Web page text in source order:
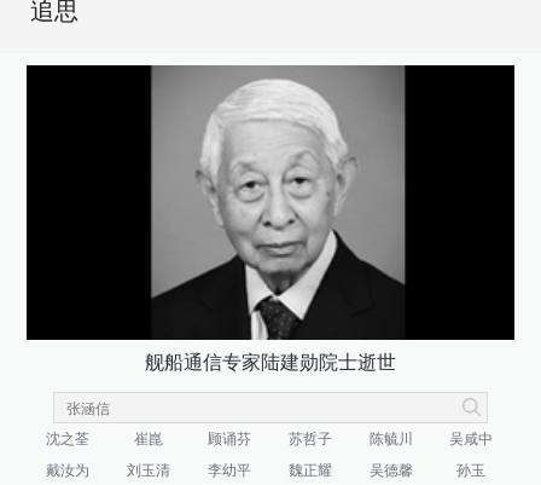
追思
舰船通信专家陆建勋院士逝世
沈之荃 崔崑 顾诵芬 苏哲子 陈毓川
吴咸中
戴汝为
刘玉清 李幼平 魏正耀 吴德馨 孙玉